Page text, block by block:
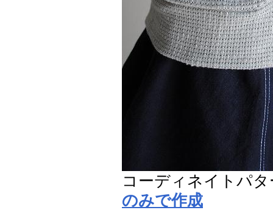
コーディネイトパ
のみで作成